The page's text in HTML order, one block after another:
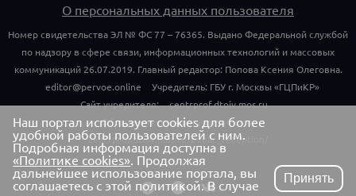
О персональных данных пользователя
Номер свидетельства ЭЛ № ФС 77 – 76365. Выдано Федеральной службой
по надзору в сфере связи, информационных технологий и массовых
коммуникаций 26.07.2019. Главный редактор: Попова Ксения Олеговна.
editor@pervoe.online
Учредитель: ГБУ г. Москвы «ГЦПиКР»
Сайт учредителя:
centrprof.dtoiv.mos.ru
Обращения граждан учредителю:
centrprof.dtoiv.mos.ru/public_reception/
Наш портал использует cookies для более
удобной работы пользователей с ним.
Подробная информация доступна в
«Политике cookies». Продолжая
дальнейшее использование портала, вы
соглашаетесь с этой политикой. В случае
Принять